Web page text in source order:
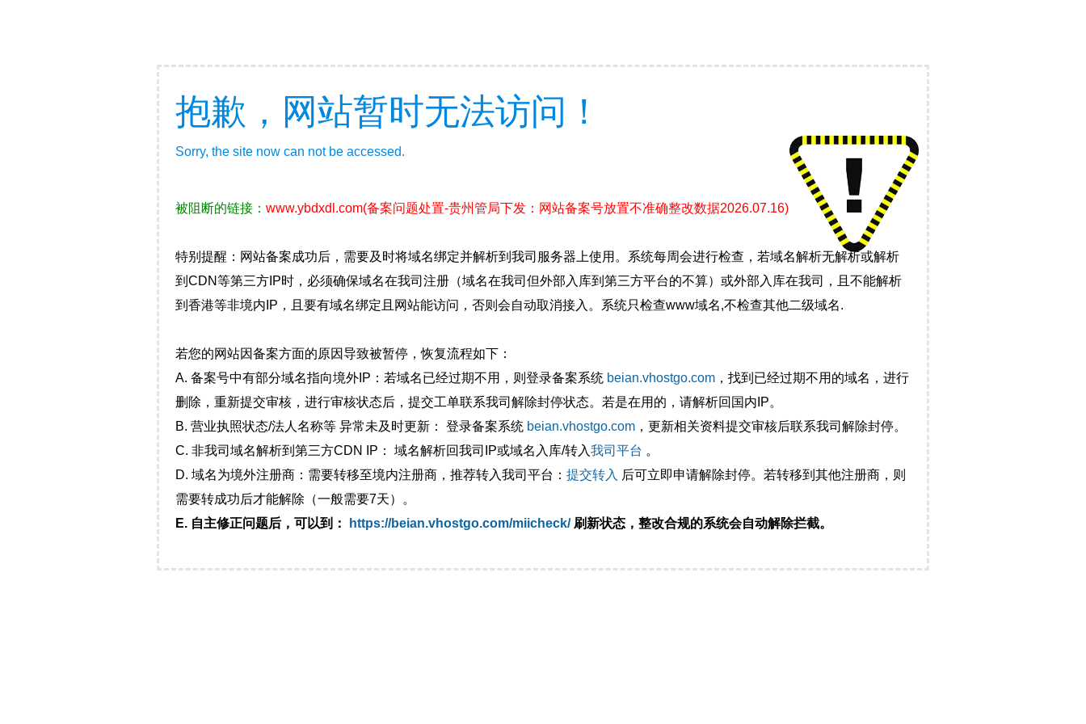
抱歉，网站暂时无法访问！
Sorry, the site now can not be accessed.
被阻断的链接： www.ybdxdl.com(备案问题处置-贵州管局下发：网站备案号放置不准确整改数据2026.07.16)
特别提醒：网站备案成功后，需要及时将域名绑定并解析到我司服务器上使用。系统每周会进行检查，若域名解析无解析或解析
到CDN等第三方IP时，必须确保域名在我司注册（域名在我司但外部入库到第三方平台的不算）或外部入库在我司，且不能解析
到香港等非境内IP，且要有域名绑定且网站能访问，否则会自动取消接入。系统只检查www域名,不检查其他二级域名.
若您的网站因备案方面的原因导致被暂停，恢复流程如下：
A. 备案号中有部分域名指向境外IP：若域名已经过期不用，则登录备案系统 beian.vhostgo.com ，找到已经过期不用的域名，进行
删除，重新提交审核，进行审核状态后，提交工单联系我司解除封停状态。若是在用的，请解析回国内IP。
B. 营业执照状态/法人名称等 异常未及时更新： 登录备案系统 beian.vhostgo.com ，更新相关资料提交审核后联系我司解除封停。
C. 非我司域名解析到第三方CDN IP： 域名解析回我司IP或域名入库/转入我司平台 。
D. 域名为境外注册商：需要转移至境内注册商，推荐转入我司平台： 提交转入 后可立即申请解除封停。若转移到其他注册商，则
需要转成功后才能解除（一般需要7天）。
E. 自主修正问题后，可以到：
https://beian.vhostgo.com/miicheck/刷新状态，整改合规的系统会自动解除拦截。